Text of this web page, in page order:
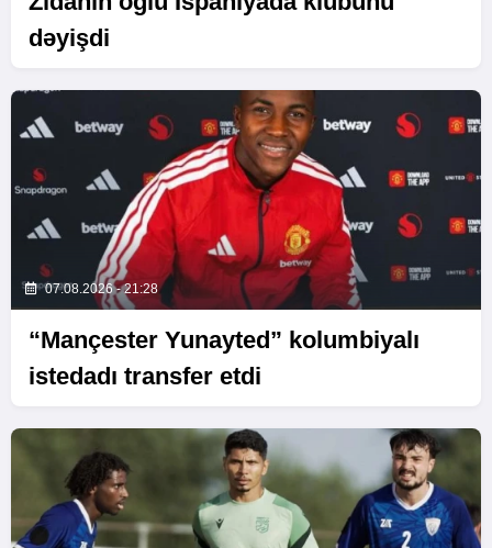
dəyişdi
07.08.2026 - 21:28
“Mançester Yunayted” kolumbiyalı
istedadı transfer etdi